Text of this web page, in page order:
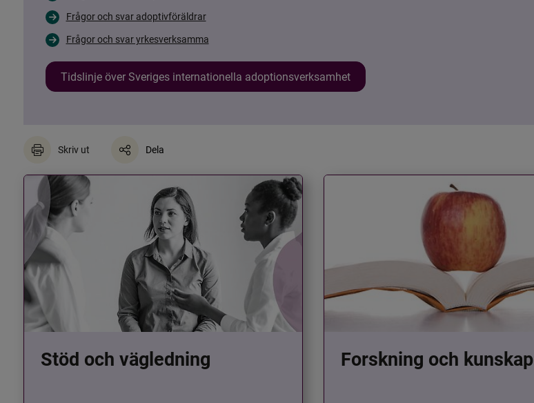
Frågor och svar adoptivföräldrar
Frågor och svar yrkesverksamma
Tidslinje över Sveriges internationella adoptionsverksamhet
Skriv ut Dela
Stöd och vägledning Forskning och kunskap